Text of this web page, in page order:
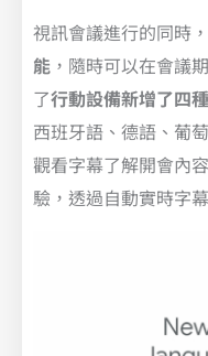
視訊會議進行的同時
能 ，隨時可以在會議
了行動設備新增了四
西班牙語、德語、葡
觀看字幕了解開會內
驗，透過自動實時字